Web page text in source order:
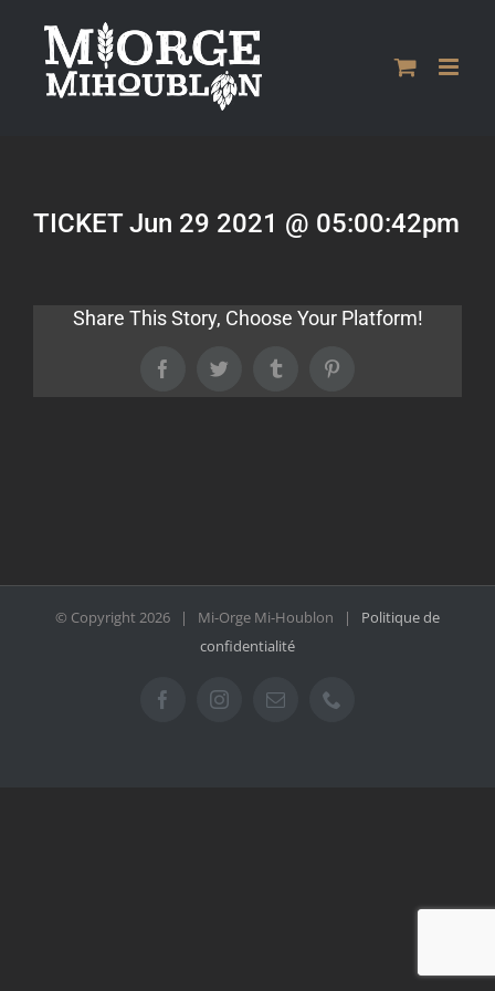
contenu
TICKET Jun 29 2021 @ 05:00:42pm
Share This Story, Choose Your Platform!
FacebookTwitter Tumblr
© Copyright2026 | Mi-Orge Mi-Houblon | Politique de
confidentialité
FacebookInstagramEmail